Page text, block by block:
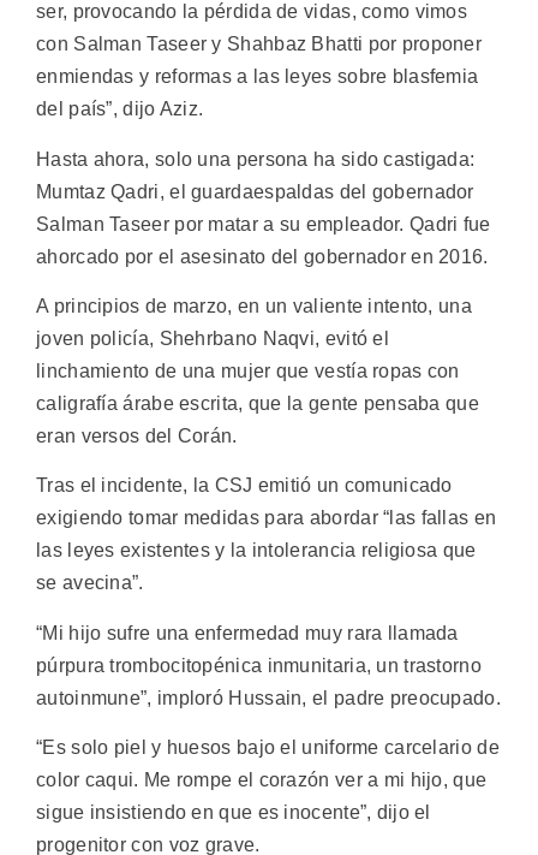
ser, provocando la pérdida de vidas, como vimos
con Salman Taseer y Shahbaz Bhatti por proponer
enmiendas y reformas a las leyes sobre blasfemia
del país”, dijo Aziz.
Hasta ahora, solo una persona ha sido castigada:
Mumtaz Qadri, el guardaespaldas del gobernador
Salman Taseer por matar a su empleador. Qadri fue
ahorcado por el asesinato del gobernador en 2016.
A principios de marzo, en un valiente intento, una
joven policía, Shehrbano Naqvi, evitó el
linchamiento de una mujer que vestía ropas con
caligrafía árabe escrita, que la gente pensaba que
eran versos del Corán.
Tras el incidente, la CSJ emitió un comunicado
exigiendo tomar medidas para abordar “las fallas en
las leyes existentes y la intolerancia religiosa que
se avecina”.
“Mi hijo sufre una enfermedad muy rara llamada
púrpura trombocitopénica inmunitaria, un trastorno
autoinmune”, imploró Hussain, el padre preocupado.
“Es solo piel y huesos bajo el uniforme carcelario de
color caqui. Me rompe el corazón ver a mi hijo, que
sigue insistiendo en que es inocente”, dijo el
progenitor con voz grave.